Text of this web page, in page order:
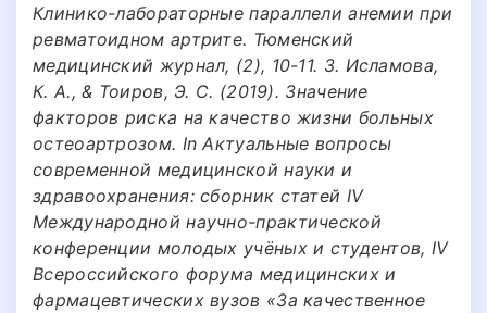
Клинико-лабораторные параллели анемии при
ревматоидном артрите. Тюменский
медицинский журнал, (2), 10-11. 3. Исламова,
К. А., & Тоиров, Э. С. (2019). Значение
факторов риска на качество жизни больных
остеоартрозом. In Актуальные вопросы
современной медицинской науки и
здравоохранения: сборник статей IV
Международной научно-практической
конференции молодых учёных и студентов, IV
Всероссийского форума медицинских и
фармацевтических вузов «За качественное